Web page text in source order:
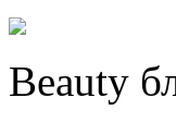
Beauty